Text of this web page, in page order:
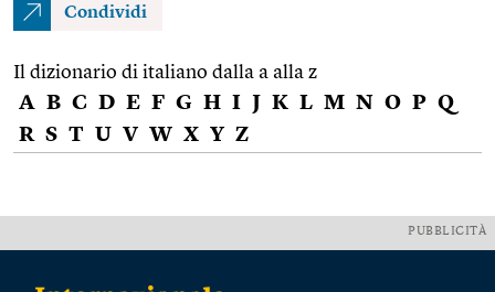
Condividi
Il dizionario di italiano dalla a alla z
A B C D E F G H I J K L M N O P Q
R S T U V W X Y Z
PUBBLICITÀ